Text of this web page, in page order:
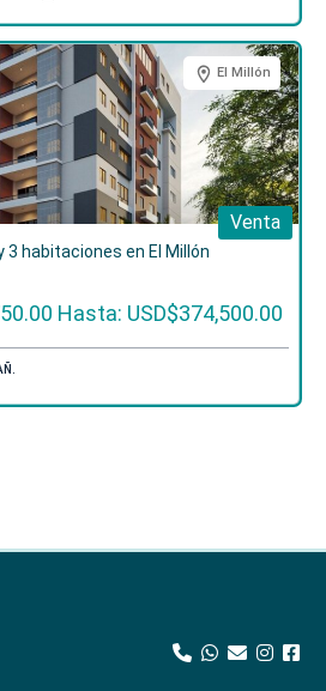
El Millón
Venta
habitaciones en El Millón
Hasta: USD$374,500.00